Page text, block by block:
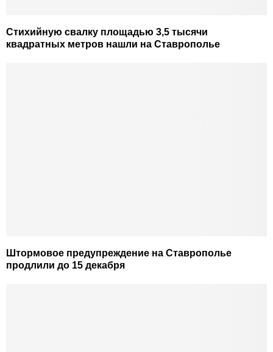
Стихийную свалку площадью 3,5 тысячи
квадратных метров нашли на Ставрополье
Штормовое предупреждение на Ставрополье
продлили до 15 декабря